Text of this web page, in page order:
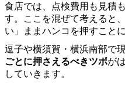
食店では、点検費用も見積
す。ここを混ぜて考えると
い」ままハンコを押すこと
逗子や横須賀・横浜南部で
ごとに押さえるべきツボが
していきます。